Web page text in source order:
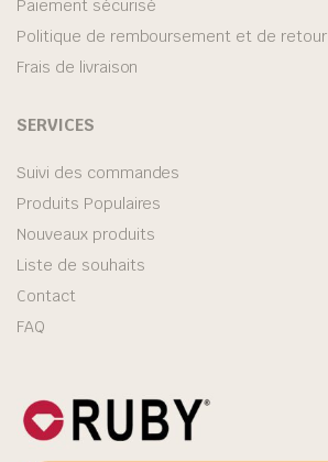
Paiement sécurisé
Politique de remboursement et de retour
Frais de livraison
SERVICES
Suivi des commandes
Produits Populaires
Nouveaux produits
Liste de souhaits
Contact
FAQ